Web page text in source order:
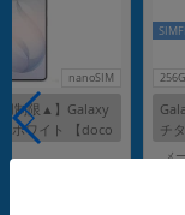
nanoSIM
制限▲】Galaxy
ホワイト 【doco
チ
版
メ
在